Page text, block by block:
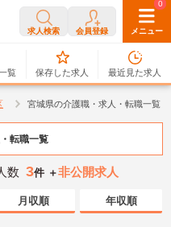
求人検索 会員登録 メニュー
覧
0
保存した求人
0
最近見た求人
宮城県の介護職・求人・転職一覧
転職一覧
数 3件 ＋非公開求人
月収順 年収順